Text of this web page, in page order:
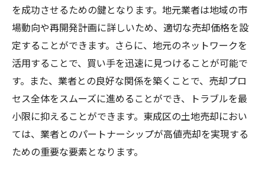
を成功させるための鍵となります。地元業者は地域の市
場動向や再開発計画に詳しいため、適切な売却価格を設
定することができます。さらに、地元のネットワークを
活用することで、買い手を迅速に見つけることが可能で
す。また、業者との良好な関係を築くことで、売却プロ
セス全体をスムーズに進めることができ、トラブルを最
小限に抑えることができます。東成区の土地売却におい
ては、業者とのパートナーシップが高値売却を実現する
ための重要な要素となります。